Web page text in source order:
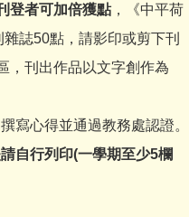
登者可加倍獲點 ，《中平荷
誌50點，請影印或剪下刊
，刊出作品以文字創作為
寫心得並通過教務處認證。
自行列印(一學期至少5欄